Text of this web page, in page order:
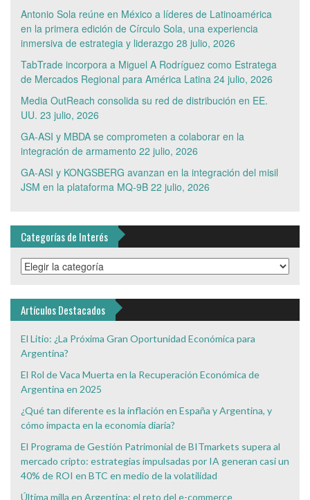
Antonio Sola reúne en México a líderes de Latinoamérica
en la primera edición de Círculo Sola, una experiencia
inmersiva de estrategia y liderazgo 28 julio, 2026
TabTrade incorpora a Miguel A Rodríguez como Estratega
de Mercados Regional para América Latina 24 julio, 2026
Media OutReach consolida su red de distribución en EE.
UU. 23 julio, 2026
GA-ASI y MBDA se comprometen a colaborar en la
integración de armamento 22 julio, 2026
GA-ASI y KONGSBERG avanzan en la integración del misil
JSM en la plataforma MQ-9B 22 julio, 2026
Categorías de Interés
Categorías
de
Artículos Destacados
El Litio: ¿La Próxima Gran Oportunidad Económica para
Argentina?
El Rol de Vaca Muerta en la Recuperación Económica de
Argentina en 2025
¿Qué tan diferente es la inflación en España y Argentina, y
cómo impacta en la economía diaria?
El Programa de Gestión Patrimonial de BITmarkets supera al
mercado cripto: estrategias impulsadas por IA generan casi un
40% de ROI en BTC en medio de la volatilidad
Última milla en Argentina: el reto del e-commerce